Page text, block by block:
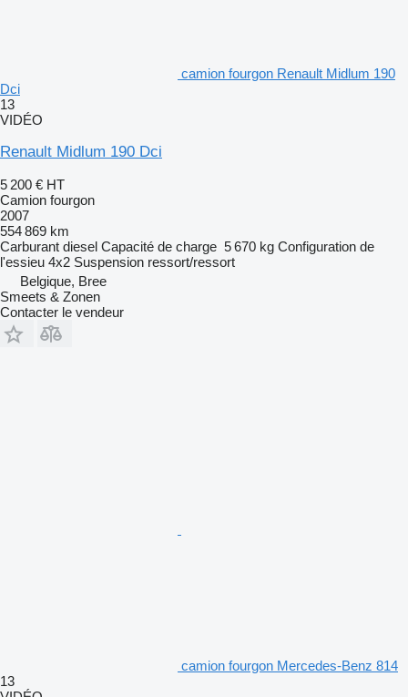
camion fourgon Renault Midlum 190
Dci
13
VIDÉO
Renault Midlum 190 Dci
5 200 € HT
Camion fourgon
2007
554 869 km
Carburant diesel Capacité de charge 5 670 kg Configuration de
l'essieu 4x2 Suspension ressort/ressort
Belgique, Bree
Smeets & Zonen
Contacter le vendeur
camion fourgon Mercedes-Benz 814
13